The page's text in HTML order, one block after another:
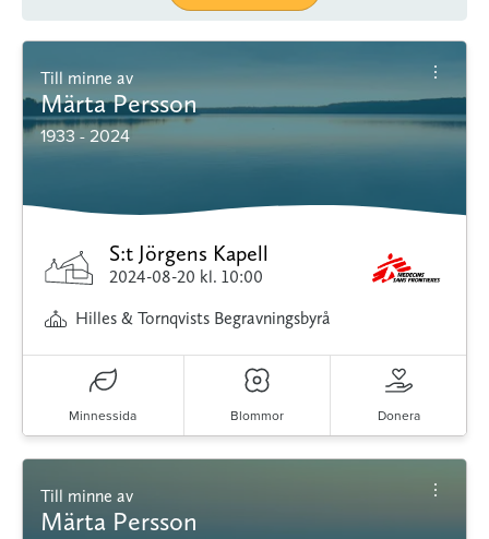
Till minne av
Märta Persson
1933 - 2024
S:t Jörgens Kapell
2024-08-20 kl. 10:00
Hilles & Tornqvists Begravningsbyrå
Minnessida Blommor Donera
Till minne av
Märta Persson